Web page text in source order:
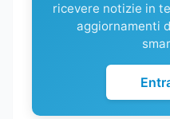
ricevere notizie in
aggiornamenti